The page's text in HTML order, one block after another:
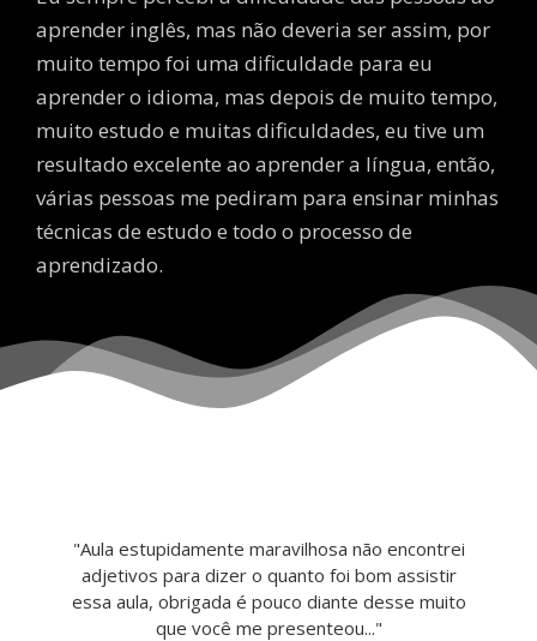
aprender inglês, mas não deveria ser assim, por
muito tempo foi uma dificuldade para eu
aprender o idioma, mas depois de muito tempo,
muito estudo e muitas dificuldades, eu tive um
resultado excelente ao aprender a língua, então,
várias pessoas me pediram para ensinar minhas
técnicas de estudo e todo o processo de
aprendizado.
"Aula estupidamente maravilhosa não encontrei
adjetivos para dizer o quanto foi bom assistir
essa aula, obrigada é pouco diante desse muito
que você me presenteou..."